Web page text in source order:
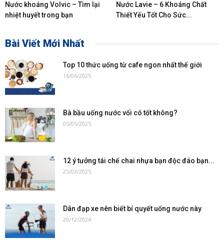
Nước khoáng Volvic – Tìm lại
nhiệt huyết trong bạn
Nước Lavie – 6 Khoáng Chất
Thiết Yếu Tốt Cho Sức...
Bài Viết Mới Nhất
Top 10 thức uống từ cafe ngon nhất thế giới
16/06/2025
Bà bầu uống nước vối có tốt không?
05/05/2025
12 ý tưởng tái chế chai nhựa bạn độc đáo bạn...
25/03/2025
Dân đạp xe nên biết bí quyết uống nước này
20/12/2024